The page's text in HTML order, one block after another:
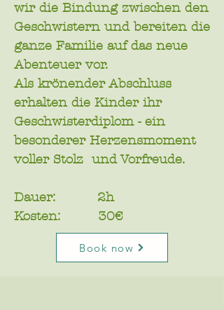
wir die Bindung zwischen den
Geschwistern und bereiten die
ganze Familie auf das neue
Abenteuer vor.
Als krönender Abschluss
erhalten die Kinder ihr
Geschwisterdiplom - ein
besonderer Herzensmoment
voller Stolz und Vorfreude.
Dauer: 2h
Kosten: 30€
Book now